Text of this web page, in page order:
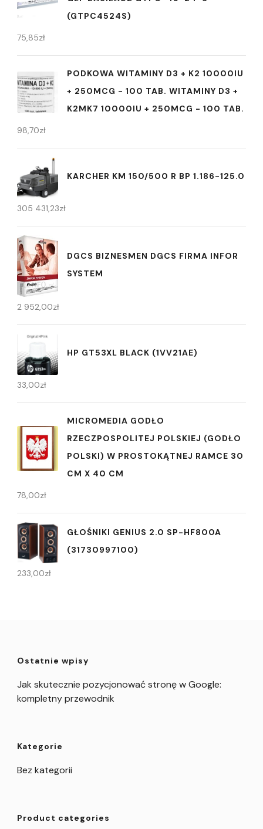
(GTPC4524S)
75,85zł
PODKOWA WITAMINY D3 + K2 10000IU
+ 250MCG - 100 TAB. WITAMINY D3 +
K2MK7 10000IU + 250MCG - 100 TAB.
98,70zł
KARCHER KM 150/500 R BP 1.186-125.0
305 431,23zł
DGCS BIZNESMEN DGCS FIRMA INFOR
SYSTEM
2 952,00zł
HP GT53XL BLACK (1VV21AE)
33,00zł
MICROMEDIA GODŁO
RZECZPOSPOLITEJ POLSKIEJ (GODŁO
POLSKI) W PROSTOKĄTNEJ RAMCE 30
CM X 40 CM
78,00zł
GŁOŚNIKI GENIUS 2.0 SP-HF800A
(31730997100)
233,00zł
Ostatnie wpisy
Jak skutecznie pozycjonować stronę w Google:
kompletny przewodnik
Kategorie
Bez kategorii
Product categories